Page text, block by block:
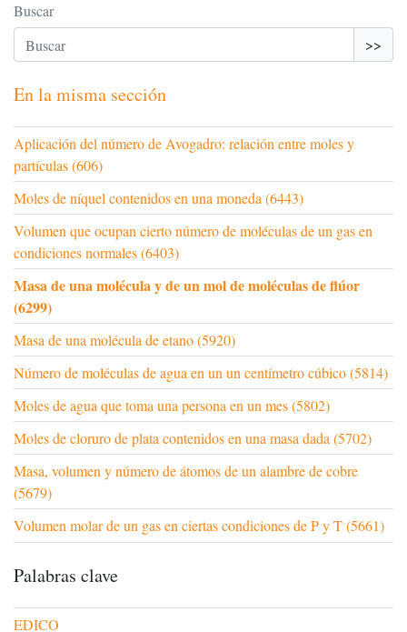
Buscar
>>
En la misma sección
Aplicación del número de Avogadro: relación entre moles y
partículas (606)
Moles de níquel contenidos en una moneda (6443)
Volumen que ocupan cierto número de moléculas de un gas en
condiciones normales (6403)
Masa de una molécula y de un mol de moléculas de flúor
(6299)
Masa de una molécula de etano (5920)
Número de moléculas de agua en un un centímetro cúbico (5814)
Moles de agua que toma una persona en un mes (5802)
Moles de cloruro de plata contenidos en una masa dada (5702)
Masa, volumen y número de átomos de un alambre de cobre
(5679)
Volumen molar de un gas en ciertas condiciones de P y T (5661)
Palabras clave
EDICO